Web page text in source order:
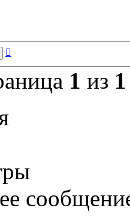
1 из 1